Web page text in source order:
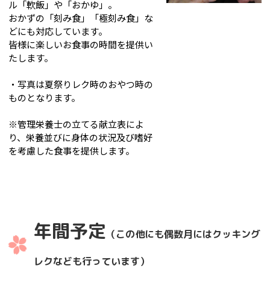
ル「軟飯」や「おかゆ」。
おかずの「刻み食」「極刻み食」な
どにも対応しています。
皆様に楽しいお食事の時間を提供い
たします。
・写真は夏祭りレク時のおやつ時の
ものとなります。
※管理栄養士の立てる献立表によ
り、栄養並びに身体の状況及び嗜好
を考慮した食事を提供します。
年間予定 （この他にも偶数月にはクッキング
レクなども行っています）